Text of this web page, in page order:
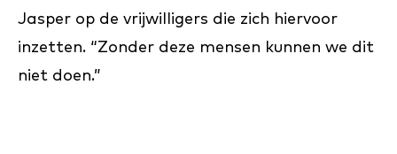
Jasper op de vrijwilligers die zich hiervoor
inzetten. “Zonder deze mensen kunnen we dit
niet doen.”